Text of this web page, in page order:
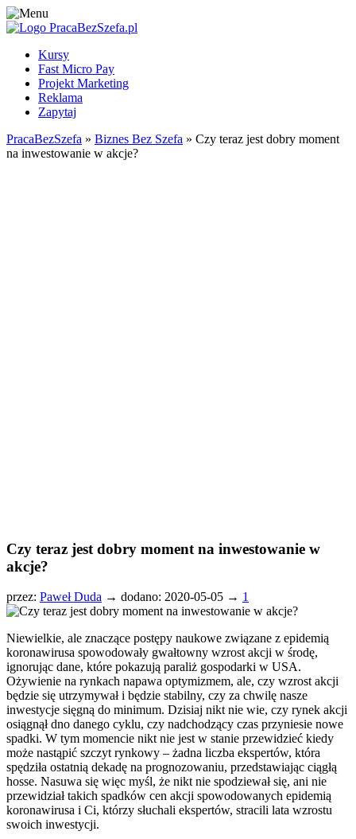
Kursy
Fast Micro Pay
Projekt Marketing
Reklama
Zapytaj
PracaBezSzefa » Biznes Bez Szefa » Czy teraz jest dobry moment
na inwestowanie w akcje?
Czy teraz jest dobry moment na inwestowanie w
akcje?
przez: Paweł Duda → dodano: 2020-05-05 → 1
Niewielkie, ale znaczące postępy naukowe związane z epidemią
koronawirusa spowodowały gwałtowny wzrost akcji w środę,
ignorując dane, które pokazują paraliż gospodarki w USA.
Ożywienie na rynkach napawa optymizmem, ale, czy wzrost akcji
będzie się utrzymywał i będzie stabilny, czy za chwilę nasze
inwestycje sięgną do minimum. Dzisiaj nikt nie wie, czy rynek akcji
osiągnął dno danego cyklu, czy nadchodzący czas przyniesie nowe
spadki. W tym momencie nikt nie jest w stanie przewidzieć kiedy
może nastąpić szczyt rynkowy – żadna liczba ekspertów, która
spędziła ostatnią dekadę na prognozowaniu, przedstawiając ciągłą
hosse. Nasuwa się więc myśl, że nikt nie spodziewał się, ani nie
przewidział takich spadków cen akcji spowodowanych epidemią
koronawirusa i Ci, którzy słuchali ekspertów, stracili lata wzrostu
swoich inwestycji.